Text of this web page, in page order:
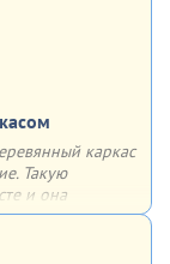
каркас
Такую
и она
необычного